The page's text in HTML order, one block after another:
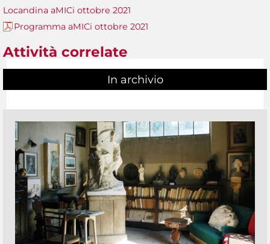
Locandina aMICi ottobre 2021
Programma aMICi ottobre 2021
Attività correlate
In archivio